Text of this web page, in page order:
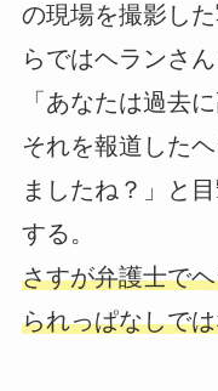
の現場を撮影し
らではヘランさ
「あなたは過去
それを報道した
ましたね？」と
する。
さすが弁護士で
られっぱなしで